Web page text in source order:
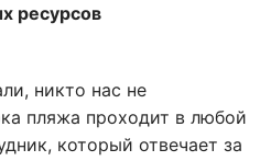
ресурсов
никто нас не
пляжа проходит в любой
который отвечает за